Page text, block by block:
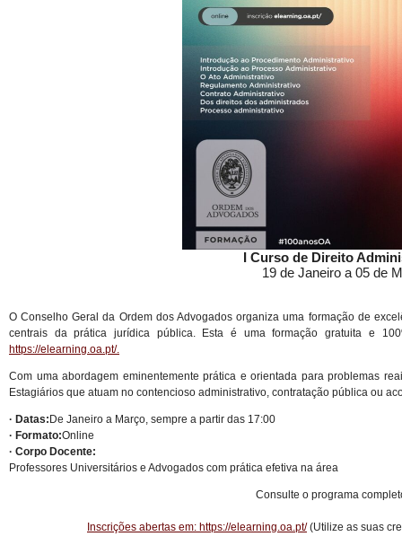
I Curso de Direito
19 de Janeiro a 05 de
O Conselho Geral da Ordem dos Advogados organiza uma formação de
centrais da prática jurídica pública. Esta é uma formação gratuita e
https://elearning.oa.pt/.
Com uma abordagem eminentemente prática e orientada para problemas
Estagiários que atuam no contencioso administrativo, contratação pública ou
· Datas:De Janeiro a Março, sempre a partir das 17:00
· Formato:Online
· Corpo Docente:
Professores Universitários e Advogados com prática efetiva na área
Consulte o programa
Inscrições abertas em: https://elearning.oa.pt/(Utilize as suas